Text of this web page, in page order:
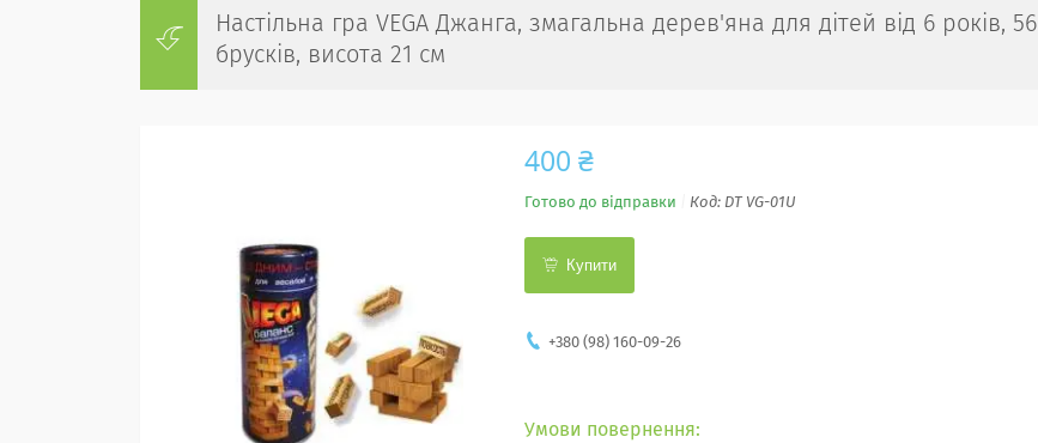
Настільна гра VEGA Джанга, змагальна дерев'яна для дітей від 6 років, 56
брусків, висота 21 см
400 ₴
Готово до відправки Код: DT VG-01U
Купити
+380 (98) 160-09-26